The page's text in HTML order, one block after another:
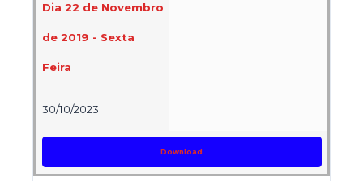
Dia 22 de Novembro
de 2019 - Sexta
Feira
30/10/2023
Download